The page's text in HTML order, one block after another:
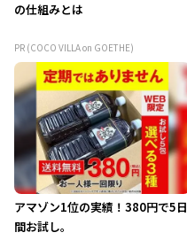
の仕組みとは
PR (COCO VILLA on GOETHE)
アマゾン1位の実績！380円で5日
間お試し。